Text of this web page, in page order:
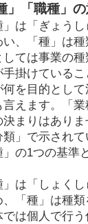
」「職種」
」は「ぎょう
い、「種」は種
しては事業の
手掛けている
何を目的とし
言えます。「
決まりはあり
類」で示され
」の1つの基準
」は「しょく
、「種」は種
は個人で行う